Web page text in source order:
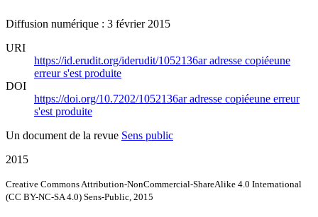
Diffusion numérique : 3 février 2015
URI
https://id.erudit.org/iderudit/1052136aradresse copiéeune
erreur s'est produite
DOI
https://doi.org/10.7202/1052136aradresse copiéeune erreur
s'est produite
Un document de la revue Sens public
2015
Creative Commons Attribution-NonCommercial-ShareAlike 4.0 International
(CC BY-NC-SA 4.0) Sens-Public, 2015